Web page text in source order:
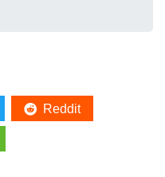
Reddit